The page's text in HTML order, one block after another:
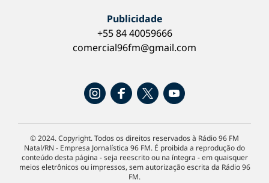
Publicidade
+55 84 40059666
comercial96fm@gmail.com
© 2024. Copyright. Todos os direitos reservados à Rádio 96 FM
Natal/RN - Empresa Jornalística 96 FM. É proibida a reprodução do
conteúdo desta página - seja reescrito ou na íntegra - em quaisquer
meios eletrônicos ou impressos, sem autorização escrita da Rádio 96
FM.